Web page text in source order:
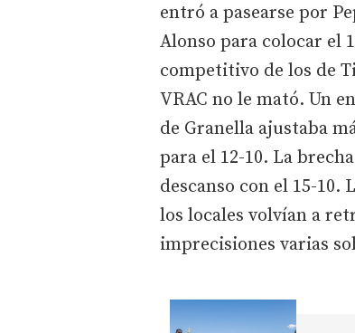
entró a pasearse por
Alonso para colocar el
competitivo de los de
VRAC no le mató. Un
de Granella ajustaba
para el 12-10. La
descanso con el 15-10.
los locales volvían a
imprecisiones varias